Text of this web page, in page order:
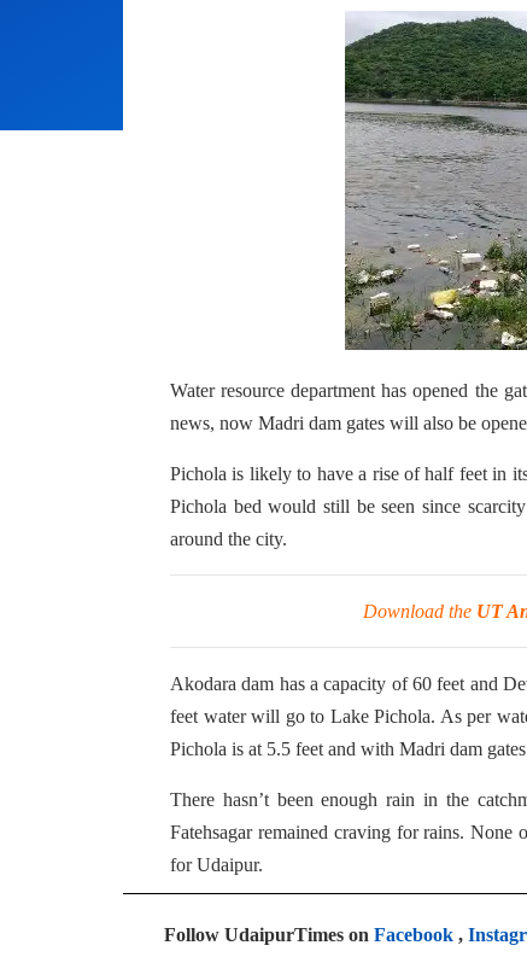
Water resource department has opened the
news, now Madri dam gates will also be
Pichola is likely to have a rise of half feet in
Pichola bed would still be seen since
around the city.
Download the UT
Akodara dam has a capacity of 60 feet and
feet water will go to Lake Pichola. As per
Pichola is at 5.5 feet and with Madri dam
There hasn’t been enough rain in the
Fatehsagar remained craving for rains.
for Udaipur.
Follow UdaipurTimes on Facebook ,